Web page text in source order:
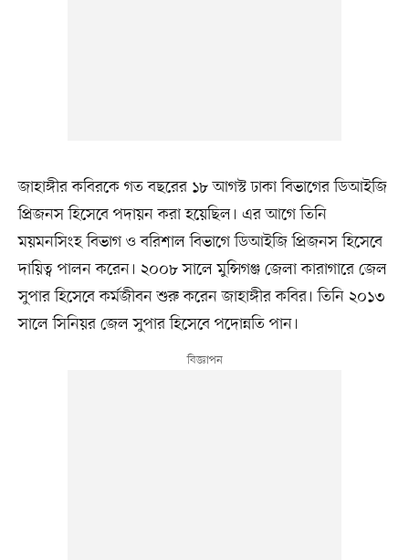
জাহাঙ্গীর কবিরকে গত বছরের ১৮ আগস্ট ঢাকা বিভাগের ডিআইজি
প্রিজনস হিসেবে পদায়ন করা হয়েছিল। এর আগে তিনি
ময়মনসিংহ বিভাগ ও বরিশাল বিভাগে ডিআইজি প্রিজনস হিসেবে
দায়িত্ব পালন করেন। ২০০৮ সালে মুন্সিগঞ্জ জেলা কারাগারে জেল
সুপার হিসেবে কর্মজীবন শুরু করেন জাহাঙ্গীর কবির। তিনি ২০১৩
সালে সিনিয়র জেল সুপার হিসেবে পদোন্নতি পান।